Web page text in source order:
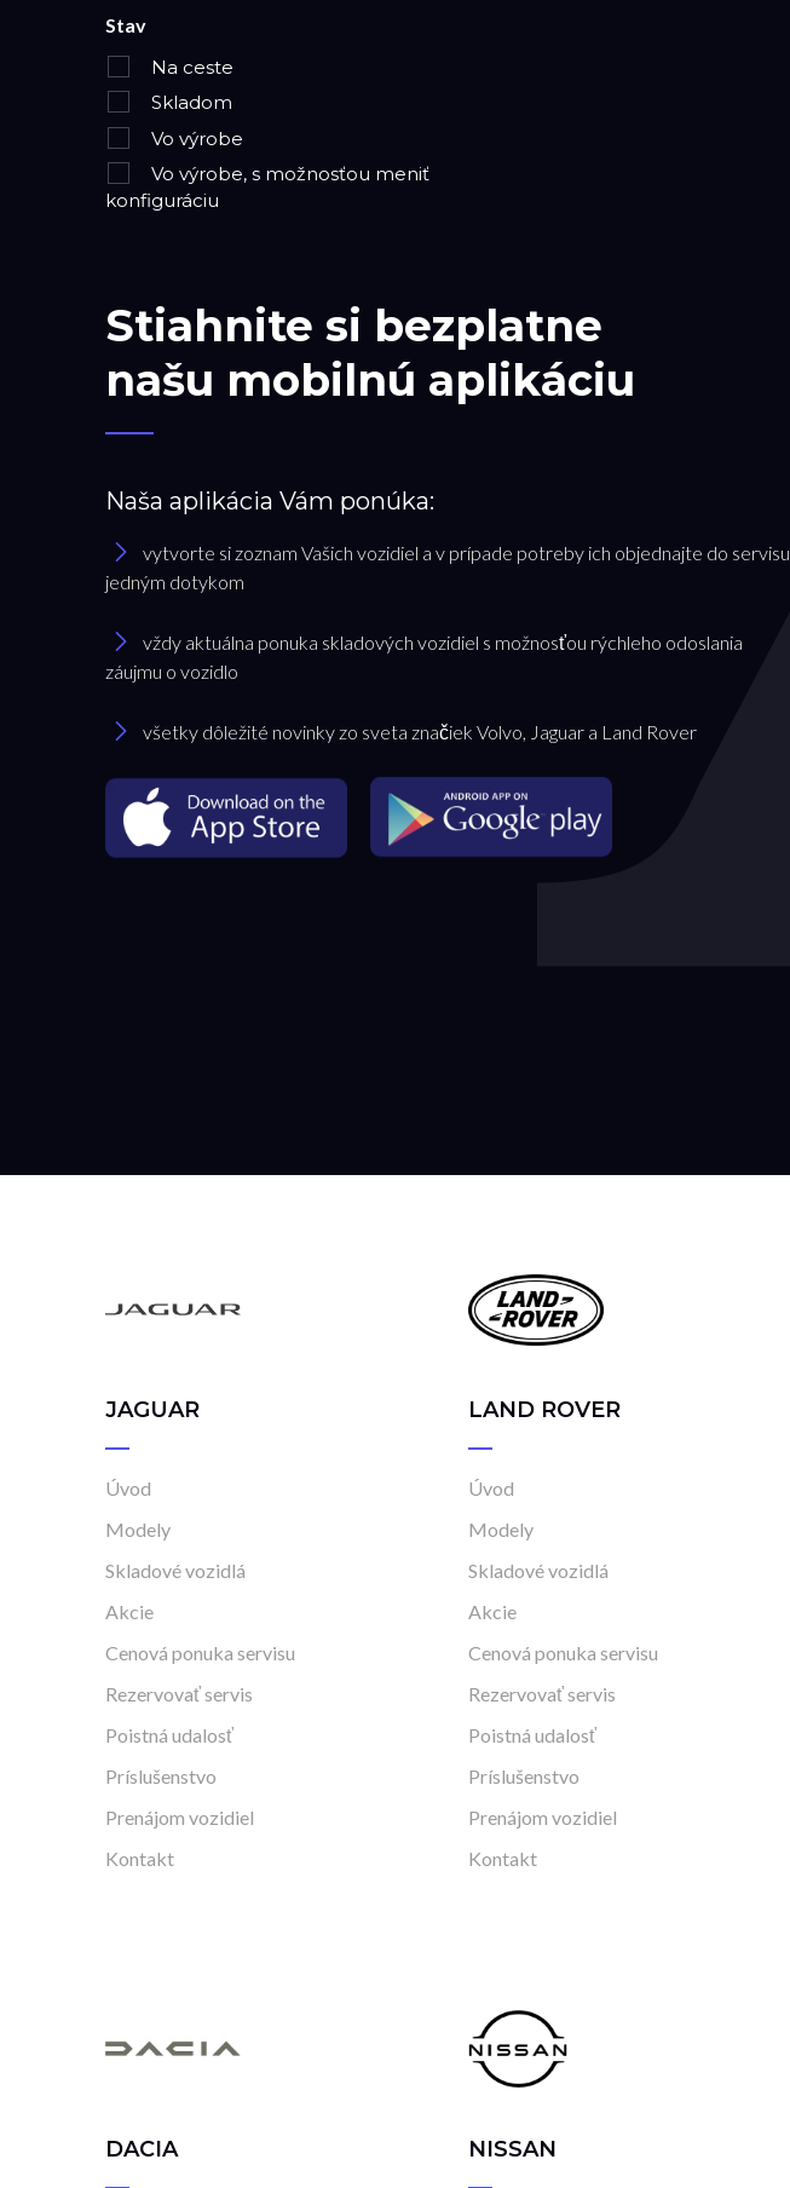
Stav
Na ceste
Skladom
Vo výrobe
Vo výrobe, s možnosťou meniť
konfiguráciu
Stiahnite si bezplatne
našu mobilnú aplikáciu
Naša aplikácia Vám ponúka:
vytvorte si zoznam Vašich vozidiel a v prípade potreby ich objednajte do servisu
jedným dotykom
vždy aktuálna ponuka skladových vozidiel s možnosťou rýchleho odoslania
záujmu o vozidlo
všetky dôležité novinky zo sveta značiek Volvo, Jaguar a Land Rover
JAGUAR
Úvod
Modely
Skladové vozidlá
Akcie
Cenová ponuka servisu
Rezervovať servis
Poistná udalosť
Príslušenstvo
Prenájom vozidiel
Kontakt
LAND ROVER
Úvod
Modely
Skladové vozidlá
Akcie
Cenová ponuka servisu
Rezervovať servis
Poistná udalosť
Príslušenstvo
Prenájom vozidiel
Kontakt
DACIA NISSAN